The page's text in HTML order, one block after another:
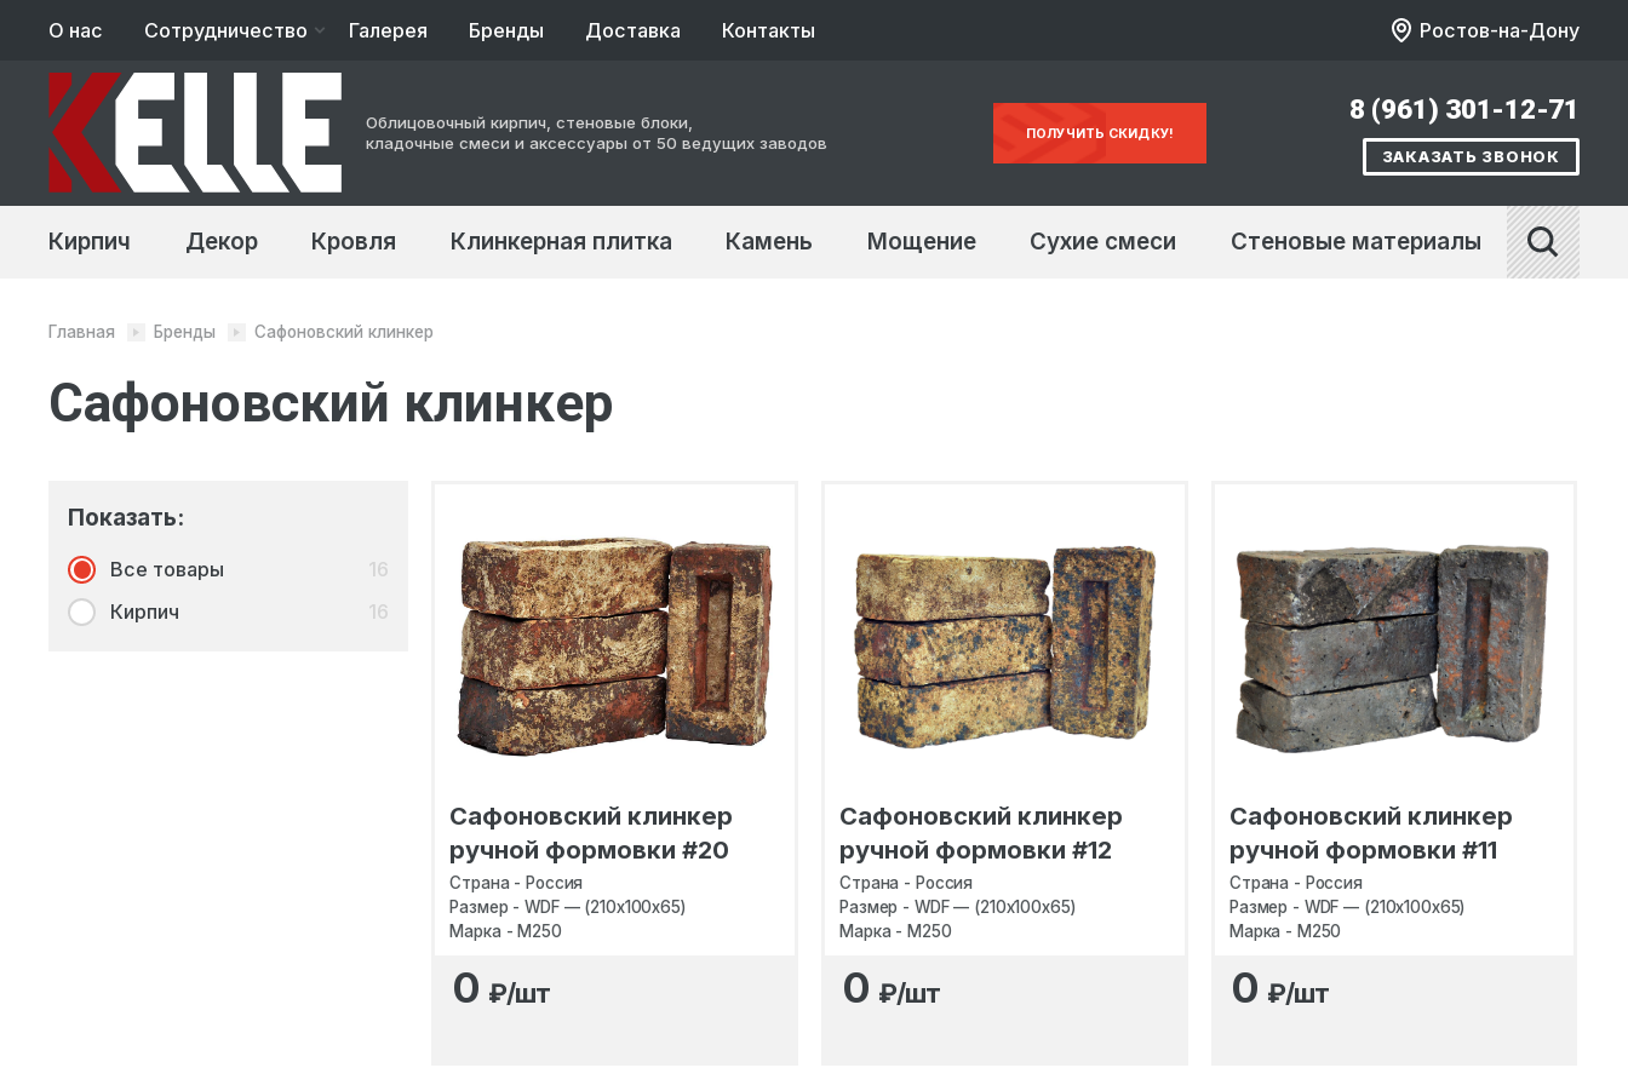
О нас Сотрудничество Галерея Бренды Доставка Контакты Ростов-на-Дону
Облицовочный кирпич, стеновые блоки,
кладочные смеси и аксессуары от 50 ведущих заводов
ПОЛУЧИТЬ СКИДКУ!
8 (961) 301-12-71
ЗАКАЗАТЬ ЗВОНОК
Кирпич Декор Кровля Клинкерная плитка Камень Мощение Сухие смеси Стеновые материалы
Главная Бренды Сафоновский клинкер
Сафоновский клинкер
Показать:
Все товары
16
Кирпич
16
Сафоновский клинкер
ручной формовки #20
Страна - Россия
Размер - WDF — (210х100х65)
Марка - M250
0 ₽/шт
Сафоновский клинкер
ручной формовки #12
Страна - Россия
Размер - WDF — (210х100х65)
Марка - M250
0 ₽/шт
Сафоновский клинкер
ручной формовки #11
Страна - Россия
Размер - WDF — (210х100х65)
Марка - M250
0 ₽/шт